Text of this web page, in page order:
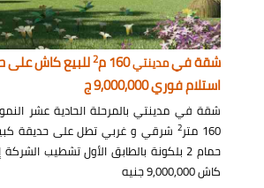
شقة فيمدينتي160 م 2للبيع كاش على
استلام فوري 9,000,000 ج
شقة في مدينتي بالمرحلة الحادية عشر
160 متر
2
حمام 2 بلكونة بالطابق الأول تشطيب
كاش 9,000,000 جنيه